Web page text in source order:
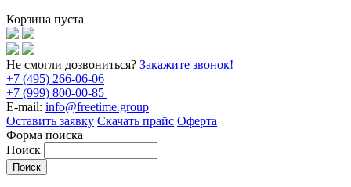
Корзина пуста
Не смогли дозвониться? Закажите звонок!
+7 (495) 266-06-06
+7 (999) 800-00-85
E-mail: info@freetime.group
Оставить заявку Скачать прайс Оферта
Форма поиска
Поиск